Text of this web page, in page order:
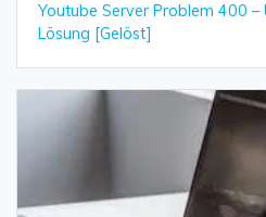
Youtube Server Problem 400 –
Lösung [Gelöst]